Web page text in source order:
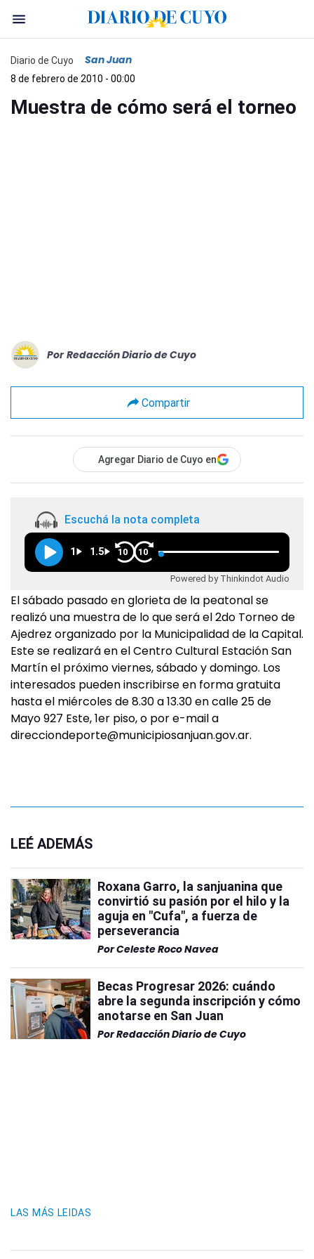
Diario de Cuyo San Juan
8 de febrero de 2010 - 00:00
Muestra de cómo será el torneo
Por Redacción Diario de Cuyo
Compartir
Agregar Diario de Cuyo en
Escuchá la nota completa
1 1.5 10 10
Powered by Thinkindot Audio
El sábado pasado en glorieta de la peatonal se
realizó una muestra de lo que será el 2do Torneo de
Ajedrez organizado por la Municipalidad de la Capital.
Este se realizará en el Centro Cultural Estación San
Martín el próximo viernes, sábado y domingo. Los
interesados pueden inscribirse en forma gratuita
hasta el miércoles de 8.30 a 13.30 en calle 25 de
Mayo 927 Este, 1er piso, o por e-mail a
direcciondeporte@municipiosanjuan.gov.ar.
LEÉ ADEMÁS
Roxana Garro, la sanjuanina que
convirtió su pasión por el hilo y la
aguja en "Cufa", a fuerza de
perseverancia
PorCeleste Roco Navea
Becas Progresar 2026: cuándo
abre la segunda inscripción y cómo
anotarse en San Juan
PorRedacción Diario de Cuyo
LAS MÁS LEIDAS